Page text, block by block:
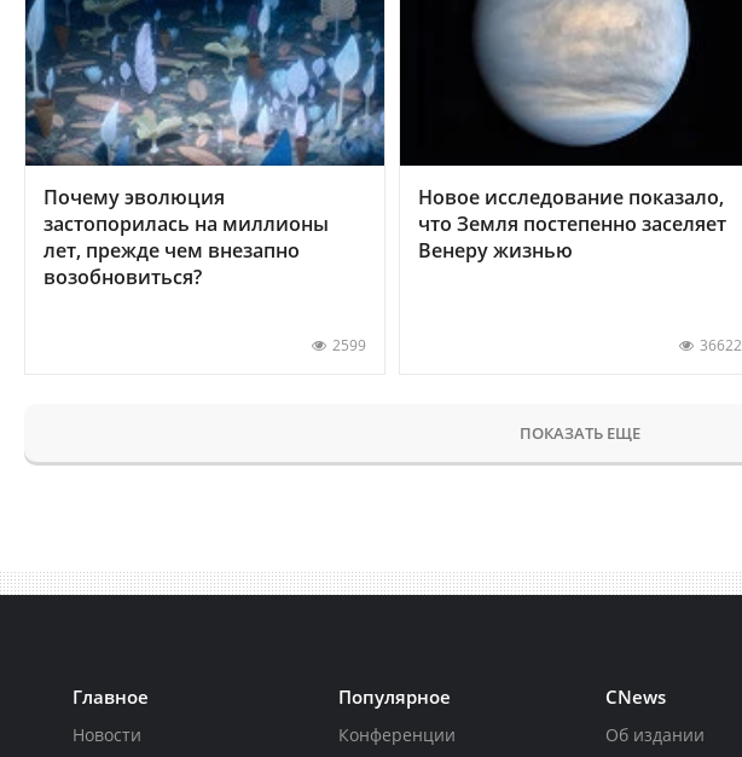
Почему эволюция
застопорилась на миллионы
лет, прежде чем внезапно
возобновиться?
2599
Новое исследование показало,
что Земля постепенно заселяет
Венеру жизнью
36622
ПОКАЗАТЬ ЕЩЕ
Главное
Новости
Популярное
Конференции
CNews
Об издании